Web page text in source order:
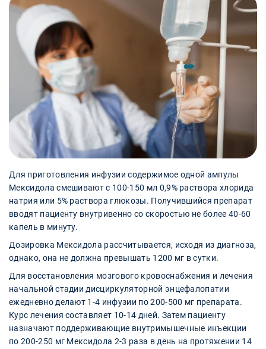
Для приготовления инфузии содержимое одной ампулы
Мексидола смешивают с 100-150 мл 0,9% раствора хлорида
натрия или 5% раствора глюкозы. Получившийся препарат
вводят пациенту внутривенно со скоростью не более 40-60
капель в минуту.
Дозировка Мексидола рассчитывается, исходя из диагноза,
однако, она не должна превышать 1200 мг в сутки.
Для восстановления мозгового кровоснабжения и лечения
начальной стадии дисциркуляторной энцефалопатии
ежедневно делают 1-4 инфузии по 200-500 мг препарата.
Курс лечения составляет 10-14 дней. Затем пациенту
назначают поддерживающие внутримышечные инъекции
по 200-250 мг Мексидола 2-3 раза в день на протяжении 14